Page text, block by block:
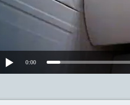
0:00